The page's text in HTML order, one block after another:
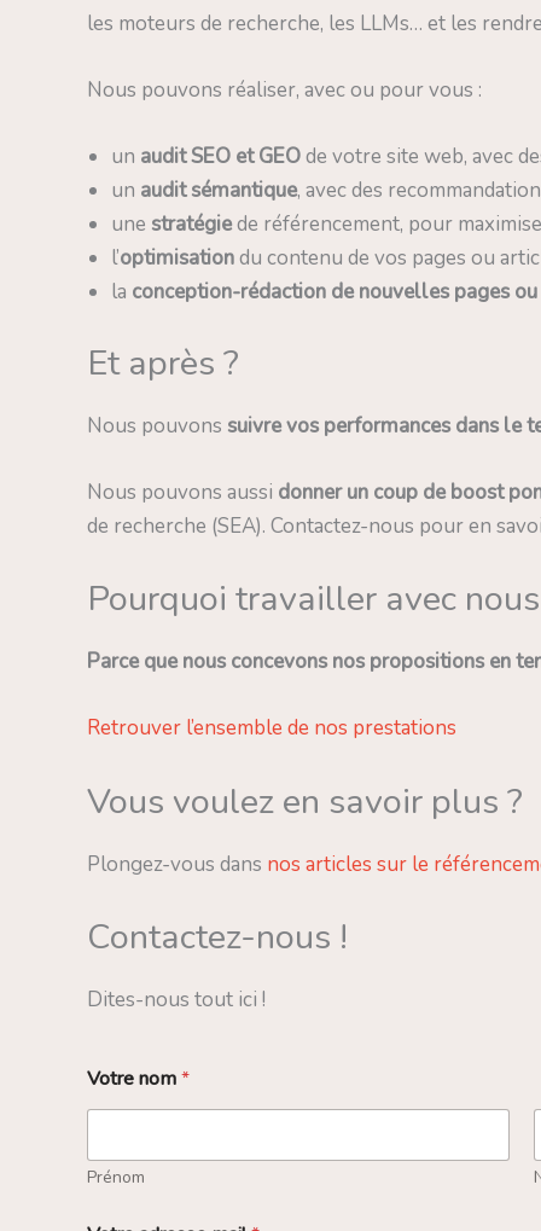
les moteurs de recherche, les LLMs… et les
Nous pouvons réaliser, avec ou pour vous :
un audit SEO et GEOde votre site web, avec
un audit sémantique, avec des
une stratégiede référencement, pour
l’optimisationdu contenu de vos pages ou
la conception-rédaction de nouvelles pages
Et après ?
Nous pouvons suivre vos performances dans le
Nous pouvons aussi donner un coup de boost
de recherche (SEA). Contactez-nous pour en
Pourquoi travailler avec
Parce que nous concevons nos propositions en
Retrouver l’ensemble de nos prestations
Vous voulez en savoir plus ?
Plongez-vous dans nos articles sur le
Contactez-nous !
Dites-nous tout ici !
Votre nom*
Prénom